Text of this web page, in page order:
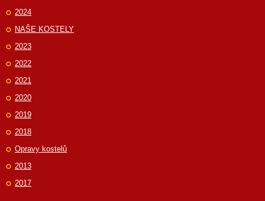
2024
NAŠE KOSTELY
2023
2022
2021
2020
2019
2018
Opravy kostelů
2013
2017